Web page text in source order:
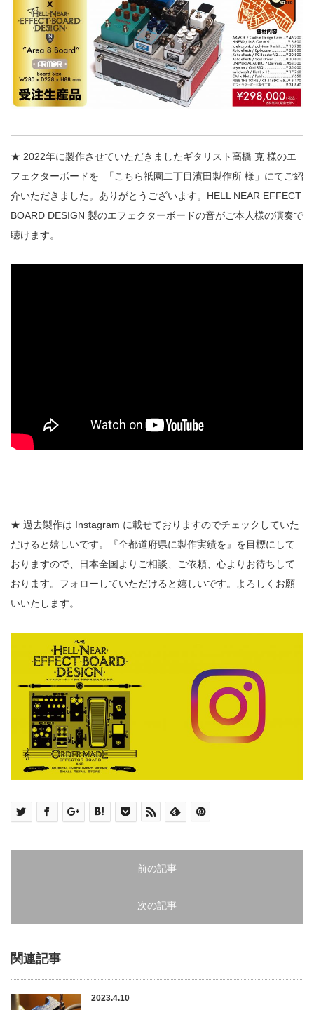
★ 2022年に製作させていただきましたギタリスト高橋 克 様のエ
フェクターボードを
「こちら祇園二丁目濱田製作所 様」にてご紹
介いただきました。ありがとうございます。HELL NEAR EFFECT
BOARD DESIGN 製のエフェクターボードの音がご本人様の演奏で
聴けます。
★ 過去製作は Instagram に載せておりますのでチェックしていた
だけると嬉しいです。『全都道府県に製作実績を』を目標にして
おりますので、日本全国よりご相談、ご依頼、心よりお待ちして
おります。フォローしていただけると嬉しいです。よろしくお願
いいたします。
前の記事
次の記事
関連記事
2023.4.10